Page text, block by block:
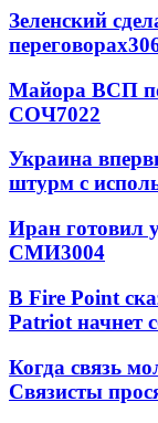
Зеленский
переговорах
Майора ВСП
СОЧ7022
Украина
штурм с
Иран готовил
СМИ3004
В Fire Point
Patriot начнет
Когда связь
Связисты